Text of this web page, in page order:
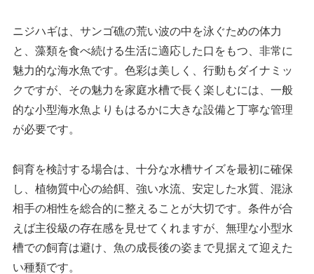
ニジハギは、サンゴ礁の荒い波の中を泳ぐための体力
と、藻類を食べ続ける生活に適応した口をもつ、非常に
魅力的な海水魚です。色彩は美しく、行動もダイナミッ
クですが、その魅力を家庭水槽で長く楽しむには、一般
的な小型海水魚よりもはるかに大きな設備と丁寧な管理
が必要です。
飼育を検討する場合は、十分な水槽サイズを最初に確保
し、植物質中心の給餌、強い水流、安定した水質、混泳
相手の相性を総合的に整えることが大切です。条件が合
えば主役級の存在感を見せてくれますが、無理な小型水
槽での飼育は避け、魚の成長後の姿まで見据えて迎えた
い種類です。